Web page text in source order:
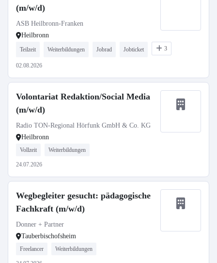
(m/w/d)
ASB Heilbronn-Franken
Heilbronn
Teilzeit Weiterbildungen Jobrad Jobticket 3
02.08.2026
Volontariat Redaktion/Social Media
(m/w/d)
Radio TON-Regional Hörfunk GmbH & Co. KG
Heilbronn
Vollzeit Weiterbildungen
24.07.2026
Wegbegleiter gesucht: pädagogische
Fachkraft (m/w/d)
Donner + Partner
Tauberbischofsheim
Freelancer Weiterbildungen